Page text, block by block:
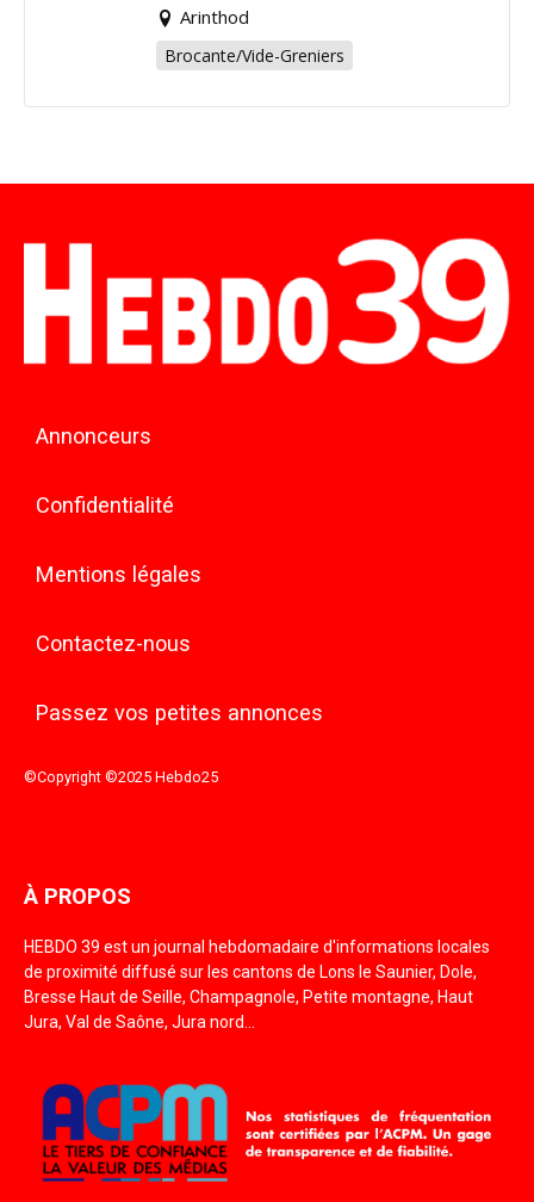
Arinthod
Brocante/Vide-Greniers